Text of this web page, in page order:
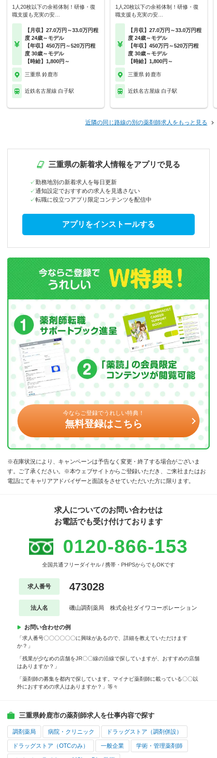
1人20枚以下の余裕体制！研修・復
職支援も充実の安…
【月収】27.0万円～33.0万円程
度 24歳～モデル
【年収】450万円～520万円程
度 30歳～モデル
【時給】1,800円～
三重県 鈴鹿市
近鉄名古屋線 白子駅
1人20枚以下の余裕体制！研修・復
職支援も充実の安…
【月収】27.0万円～33.0万円程
度 24歳～モデル
【年収】450万円～520万円程
度 30歳～モデル
【時給】1,800円～
三重県 鈴鹿市
近鉄名古屋線 白子駅
近隣の同じ路線の別の薬剤師求人をもっと見る
三重県の新着求人情報をアプリで見る
勤務地別の新着求人を毎日更新
通知設定でおすすめの求人を見逃さない
転職に役立つアプリ限定コンテンツを配信中
アプリをインストールする
今ならご登録でうれしい特典！
無料登録はこちら
※在庫状況により、キャンペーンは予告なく変更・終了する場合がございま
す。ご了承ください。※本ウェブサイトからご登録いただき、ご来社またはお
電話にてキャリアアドバイザーと面談をさせていただいた方に限ります。
求人についてのお問い合わせは
お電話でも受け付けております
0120-866-153
全国共通フリーダイヤル / 携帯・PHPSからでもOKです
求人番号 473028
法人名 磯山調剤薬局 株式会社ダイワコーポレーション
お問い合わせの例
「求人番号〇〇〇〇〇〇に興味があるので、詳細を教えていただけます
か？」
「残業が少なめの店舗をJR〇〇線の沿線で探していますが、おすすめの店舗
はありますか？」
「薬剤師の募集を都内で探しています。マイナビ薬剤師に載っている〇〇以
外におすすめの求人はありますか？」等々
三重県鈴鹿市の薬剤師求人を仕事内容で探す
調剤薬局 病院・クリニック ドラッグストア（調剤併設）
ドラッグストア（OTCのみ） 一般企業 学術・管理薬剤師